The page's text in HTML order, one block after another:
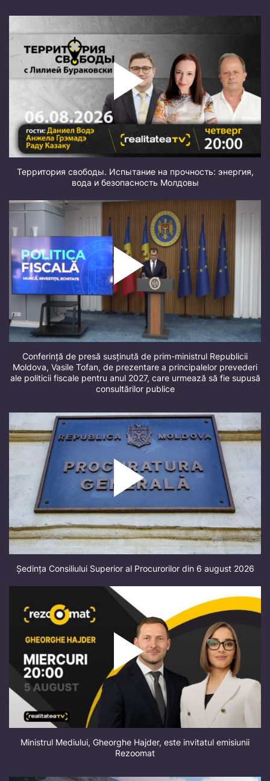
Территория свободы. Испытание на прочность: энергия,
вода и безопасность Молдовы
Conferință de presă susținută de prim-ministrul Republicii
Moldova, Vasile Tofan, de prezentare a principalelor prevederi
ale politicii fiscale pentru anul 2027, care urmează să fie supusă
consultărilor publice
Ședința Consiliului Superior al Procurorilor din 6 august 2026
Ministrul Mediului, Gheorghe Hajder, este invitatul emisiunii
Rezoomat